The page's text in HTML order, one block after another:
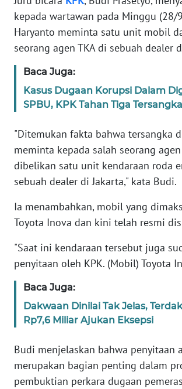
kepada wartawan pada Minggu (28/
Haryanto meminta satu unit mobil
seorang agen TKA di sebuah dealer
Baca Juga:
Kasus Dugaan Korupsi Dalam
SPBU, KPK Tahan Tiga Tersangka
"Ditemukan fakta bahwa tersangka
meminta kepada salah seorang
dibelikan satu unit kendaraan roda
sebuah dealer di Jakarta," kata Budi.
Ia menambahkan, mobil yang
Toyota Inova dan kini telah resmi
"Saat ini kendaraan tersebut juga
penyitaan oleh KPK. (Mobil) Toyota
Baca Juga:
Dakwaan Dinilai Tak Jelas,
Rp7,6 Miliar Ajukan Eksepsi
Budi menjelaskan bahwa penyitaan
merupakan bagian penting dalam
pembuktian perkara dugaan
TENTANG
KAMI
MEDIA
SIBER
KARIR
DISCLAIMER
Wahana
News
WN
WN
JAKARTA
WN
JABAR